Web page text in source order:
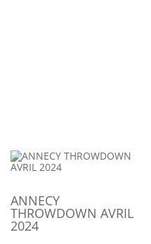
ANNECY
THROWDOWN AVRIL
2024